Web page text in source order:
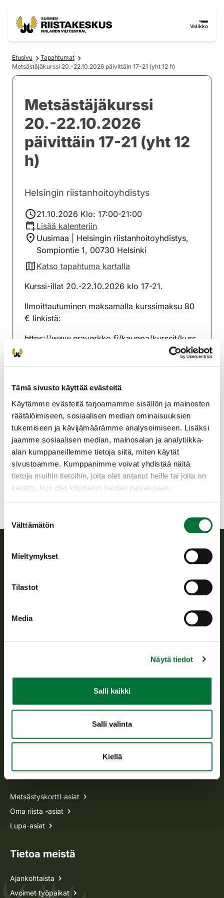
Tämä sivusto käyttää evästeitä
Käytämme evästeitä tarjoamamme sisällön ja mainosten
räätälöimiseen, sosiaalisen median ominaisuuksien
tukemiseen ja kävijämäärämme analysoimiseen. Lisäksi
jaamme sosiaalisen median, mainosalan ja analytiikka-
alan kumppaneillemme tietoja siitä, miten käytät
sivustoamme. Kumppanimme voivat yhdistää näitä
tietoja muihin tietoihin, joita olet antanut heille tai joita on
kerätty, kun olet käyttänyt heidän palvelujaan.
valinta
Välttämätön
Mieltymykset
Tilastot
Media
Näytä tiedot
Salli kaikki
Salli valinta
Kiellä
Valikko
Etusivu
Tapahtumat
Metsästäjäkurssi 20.-22.10.2026 päivittäin 17-21 (yht 12 h)
Metsästäjäkurssi
20.-22.10.2026
päivittäin 17-21 (yht 12
h)
Helsingin riistanhoitoyhdistys
21.10.2026 Klo: 17:00-21:00
Lisää kalenteriin
Uusimaa | Helsingin riistanhoitoyhdistys,
Sompiontie 1, 00730 Helsinki
Katso tapahtuma kartalla
(avautuu uuteen välilehteen)
Kurssi-illat 20.-22.10.2026 klo 17-21.
Ilmoittautuminen maksamalla kurssimaksu 80
€ linkistä:
https://www.eraverkko.fi/kauppa/kurssit/kurs
si-ilmoittautuminen-metsastajakurssi-20-10-
2026-17-00-metsastajatutkintokoulutus-20-
Kurssilaisella on varattu paikka tutkintoon
26.10.2026.
Helsingin riistanhoitoyhdistys
Uusimaa
050 5503357
helsinki@rhy.riista.fi
Suomen riistakeskus
Suomen riistakeskus edistää kestävää riistataloutta, tukee
hallintotehtävistä.
Avoinna arkipäivisin klo 9-15.
p. 029 431 2001
Metsästyskortti-asiat
Oma riista -asiat
Lupa-asiat
Tietoa meistä
Ajankohtaista
Avoimet työpaikat